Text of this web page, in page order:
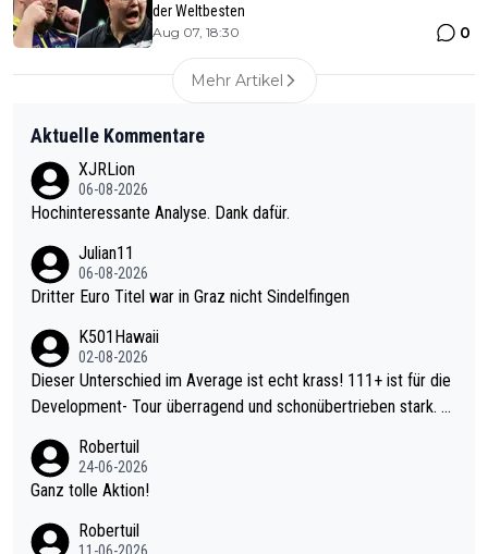
der Weltbesten
Aug 07, 18:30 0
Mehr Artikel
Aktuelle Kommentare
XJRLion
06-08-2026
Hochinteressante Analyse. Dank dafür.
Julian11
06-08-2026
Dritter Euro Titel war in Graz nicht Sindelfingen
K501Hawaii
02-08-2026
Dieser Unterschied im Average ist echt krass! 111+ ist für die
Development- Tour überragend und schonübertrieben stark. U
mal 40+ erst recht. Da gewinnst keinen Blumentopf - ist ja noc
h krasser wie ein Pokalspiel eines Kreisligisten vs einem Bund
Robertuil
24-06-2026
Ganz tolle Aktion!
Robertuil
11-06-2026